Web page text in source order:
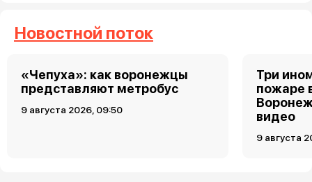
Новостной поток
«Чепуха»: как воронежцы
представляют метробус
9 августа 2026, 09:50
Три
пожаре
видео
9 августа